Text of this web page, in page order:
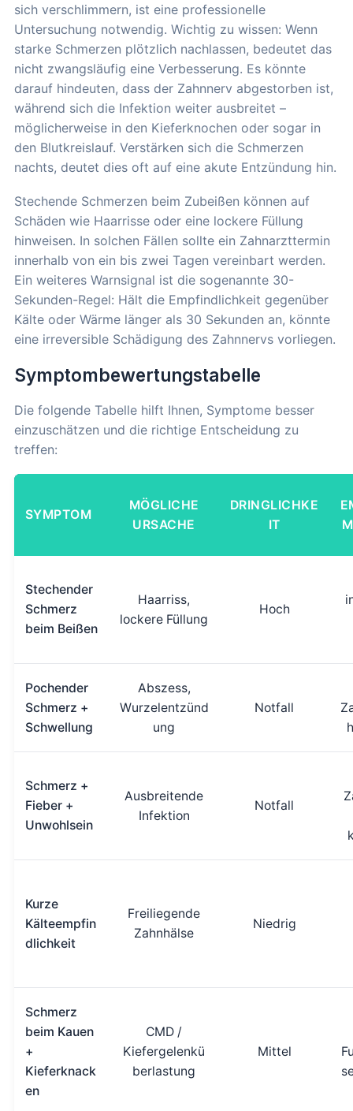
sich verschlimmern, ist eine professionelle
Untersuchung notwendig. Wichtig zu wissen: Wenn
starke Schmerzen plötzlich nachlassen, bedeutet das
nicht zwangsläufig eine Verbesserung. Es könnte
darauf hindeuten, dass der Zahnnerv abgestorben ist,
während sich die Infektion weiter ausbreitet –
möglicherweise in den Kieferknochen oder sogar in
den Blutkreislauf. Verstärken sich die Schmerzen
nachts, deutet dies oft auf eine akute Entzündung hin.
Stechende Schmerzen beim Zubeißen können auf
Schäden wie Haarrisse oder eine lockere Füllung
hinweisen. In solchen Fällen sollte ein Zahnarzttermin
innerhalb von ein bis zwei Tagen vereinbart werden.
Ein weiteres Warnsignal ist die sogenannte 30-
Sekunden-Regel: Hält die Empfindlichkeit gegenüber
Kälte oder Wärme länger als 30 Sekunden an, könnte
eine irreversible Schädigung des Zahnnervs vorliegen.
Symptombewertungstabelle
Die folgende Tabelle hilft Ihnen, Symptome besser
einzuschätzen und die richtige Entscheidung zu
treffen:
SYMPTOM
MÖGLICHE
URSACHE
DRINGLICHKE
IT
Stechender
Schmerz
beim Beißen
Haarriss,
lockere Füllung
Hoch
Pochender
Schmerz +
Schwellung
Abszess,
Wurzelentzünd
ung
Notfall
Schmerz +
Fieber +
Unwohlsein
Ausbreitende
Infektion
Notfall
Kurze
Kälteempfin
dlichkeit
Freiliegende
Zahnhälse
Niedrig
Schmerz
beim Kauen
+
Kieferknack
en
CMD /
Kiefergelenkü
berlastung
Mittel